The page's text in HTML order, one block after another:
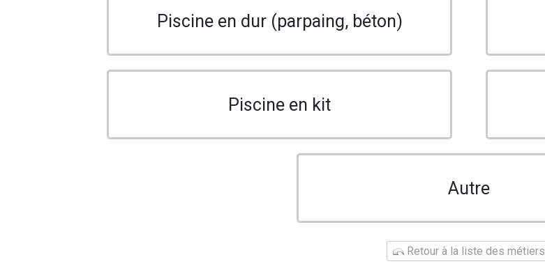
Piscine en dur (parpaing, béton)
Piscine en kit
Autre
Retour à la liste des métiers